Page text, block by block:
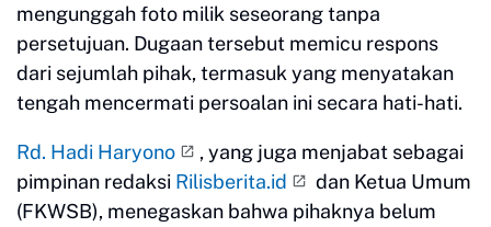
mengunggah foto milik seseorang tanpa
persetujuan. Dugaan tersebut memicu respons
dari sejumlah pihak, termasuk yang menyatakan
tengah mencermati persoalan ini secara hati-hati.
Rd. Hadi Haryono
, yang juga menjabat sebagai
pimpinan redaksi Rilisberita.id
dan Ketua Umum
(FKWSB), menegaskan bahwa pihaknya belum